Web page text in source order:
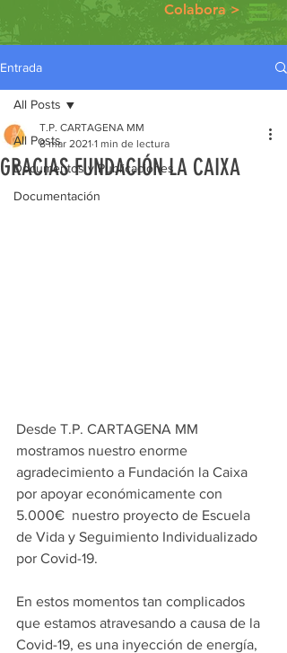
Colabora >
Entrada
All Posts
Documentos y Publicaciones
Documentación
All Posts
GRACIAS FUNDACIÓN LA CAIXA
T.P. CARTAGENA MM
8 mar 2021 1 min de lectura
Desde T.P. CARTAGENA MM
mostramos nuestro enorme
agradecimiento a Fundación la Caixa
por apoyar económicamente con
5.000€  nuestro proyecto de Escuela
de Vida y Seguimiento Individualizado
por Covid-19.
En estos momentos tan complicados
que estamos atravesando a causa de la
Covid-19, es una inyección de energía,